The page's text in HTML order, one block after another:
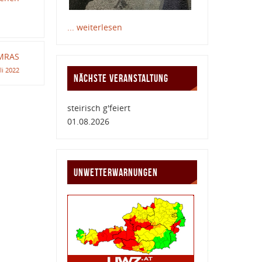
2022
... weiterlesen
NÄCHSTE VERANSTALTUNG
steirisch g'feiert
01.08.2026
UNWETTERWARNUNGEN